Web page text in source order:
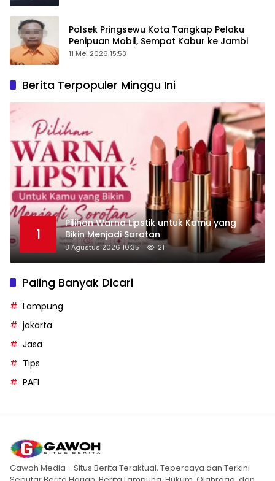
Polsek Pringsewu Kota Tangkap Pelaku
Penipuan Mobil, Sempat Kabur ke Jambi
11 Mei 2026 15:53
Berita Terpopuler Minggu Ini
1
Pilihan Warna Lipstik untuk Kamu yang
Bikin Menjadi Sorotan
8 Agustus 2026 10:35 21
Paling Banyak Dicari
Lampung
jakarta
Jasa
Tips
PAFI
Gawoh Media - Situs Berita Teraktual, Tepercaya dan Terkini